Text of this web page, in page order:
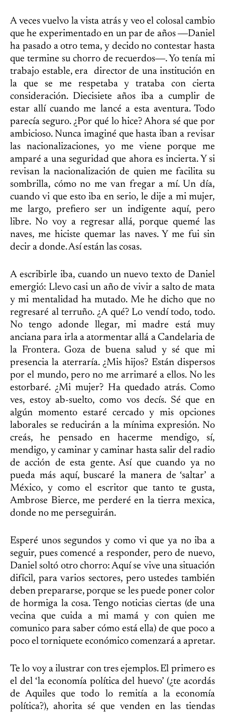
A veces vuelvo la vista atrás y veo el colosal cambio
que he experimentado en un par de años ―Daniel
ha pasado a otro tema, y decido no contestar hasta
que termine su chorro de recuerdos―. Yo tenía mi
trabajo estable, era director de una institución en
la que se me respetaba y trataba con cierta
consideración. Diecisiete años iba a cumplir de
estar allí cuando me lancé a esta aventura. Todo
parecía seguro. ¿Por qué lo hice? Ahora sé que por
ambicioso. Nunca imaginé que hasta iban a revisar
las nacionalizaciones, yo me viene porque me
amparé a una seguridad que ahora es incierta. Y si
revisan la nacionalización de quien me facilita su
sombrilla, cómo no me van fregar a mí. Un día,
cuando vi que esto iba en serio, le dije a mi mujer,
me largo, prefiero ser un indigente aquí, pero
libre. No voy a regresar allá, porque quemé las
naves, me hiciste quemar las naves. Y me fui sin
decir a donde. Así están las cosas.
A escribirle iba, cuando un nuevo texto de Daniel
emergió: Llevo casi un año de vivir a salto de mata
y mi mentalidad ha mutado. Me he dicho que no
regresaré al terruño. ¿A qué? Lo vendí todo, todo.
No tengo adonde llegar, mi madre está muy
anciana para irla a atormentar allá a Candelaria de
la Frontera. Goza de buena salud y sé que mi
presencia la aterraría. ¿Mis hijos? Están dispersos
por el mundo, pero no me arrimaré a ellos. No les
estorbaré. ¿Mi mujer? Ha quedado atrás. Como
ves, estoy ab-suelto, como vos decís. Sé que en
algún momento estaré cercado y mis opciones
laborales se reducirán a la mínima expresión. No
creás, he pensado en hacerme mendigo, sí,
mendigo, y caminar y caminar hasta salir del radio
de acción de esta gente. Así que cuando ya no
pueda más aquí, buscaré la manera de ‘saltar’ a
México, y como el escritor que tanto te gusta,
Ambrose Bierce, me perderé en la tierra mexica,
donde no me perseguirán.
Esperé unos segundos y como vi que ya no iba a
seguir, pues comencé a responder, pero de nuevo,
Daniel soltó otro chorro: Aquí se vive una situación
difícil, para varios sectores, pero ustedes también
deben prepararse, porque se les puede poner color
de hormiga la cosa. Tengo noticias ciertas (de una
vecina que cuida a mi mamá y con quien me
comunico para saber cómo está ella) de que poco a
poco el torniquete económico comenzará a apretar.
Te lo voy a ilustrar con tres ejemplos. El primero es
el del ‘la economía política del huevo’ (¿te acordás
de Aquiles que todo lo remitía a la economía
política?), ahorita sé que venden en las tiendas